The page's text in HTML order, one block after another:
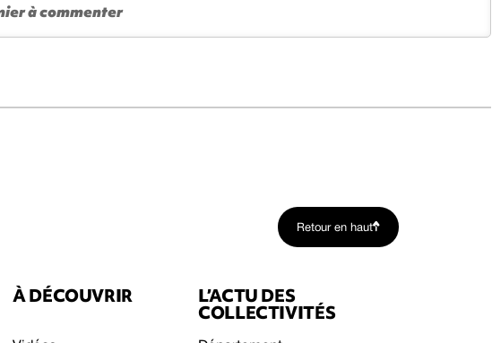
Retour en haut
À DÉCOUVRIR L’ACTU DES
COLLECTIVITÉS